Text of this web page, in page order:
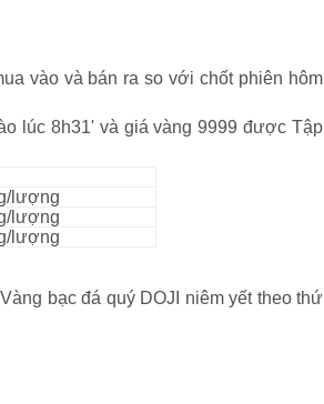
vào và bán ra so với chốt phiên hôm
lúc 8h31' và giá vàng 9999 được Tập
lượng
lượng
lượng
bạc đá quý DOJI niêm yết theo thứ